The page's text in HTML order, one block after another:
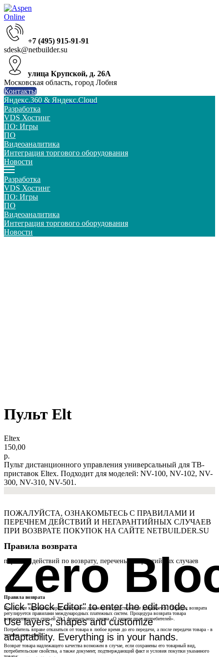
+7 (495) 915-91-91
sdesk@netbuilder.su
улица Крупской, д. 26А
Московская область, город Лобня
Контакты
Яндекс.360 & Яндекс.Cloud
Разработка
VDS Хостинг
ПО: Игры
ПО
Видеоаналитика
Интеграция торгового оборудования
Новости
Разработка
VDS Хостинг
ПО: Игры
ПО
Видеоаналитика
Интеграция торгового оборудования
Новости
Пульт Elt
Eltex
150,00
р.
Пульт дистанционного управления универсальный для ТВ-
приставок Eltex. Подходит для моделей: NV-100, NV-102, NV-
300, NV-310, NV-501.
Zero
Click "Block Editor" to enter the edit mode.
Use layers, shapes and customize
adaptability. Everything is in your hands.
ПОЖАЛУЙСТА, ОЗНАКОМЬТЕСЬ С ПРАВИЛАМИ И
ПЕРЕЧНЕМ ДЕЙСТВИЙ И НЕГАРАНТИЙНЫХ СЛУЧАЕВ
ПРИ ВОЗВРАТЕ ПОКУПОК НА САЙТЕ NETBUILDER.SU
Правила возврата
перечень действий по возврату, перечень негарантийных случаев
Правила возврата
При оплате картами возврат наличными денежными средствами не допускается. Порядок возврата
регулируется правилами международных платежных систем. Процедура возврата товара
регламентируется статьей 26.1 федерального закона «О защите прав потребителей».
Потребитель вправе отказаться от товара в любое время до его передачи, а после передачи товара - в
течение семи дней;
Возврат товара надлежащего качества возможен в случае, если сохранены его товарный вид,
потребительские свойства, а также документ, подтверждающий факт и условия покупки указанного